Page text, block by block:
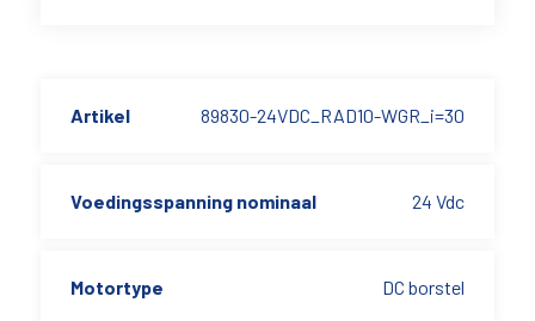
Artikel 89830-24VDC_RAD10-WGR_i=30
Voedingsspanning nominaal 24 Vdc
Motortype DC borstel